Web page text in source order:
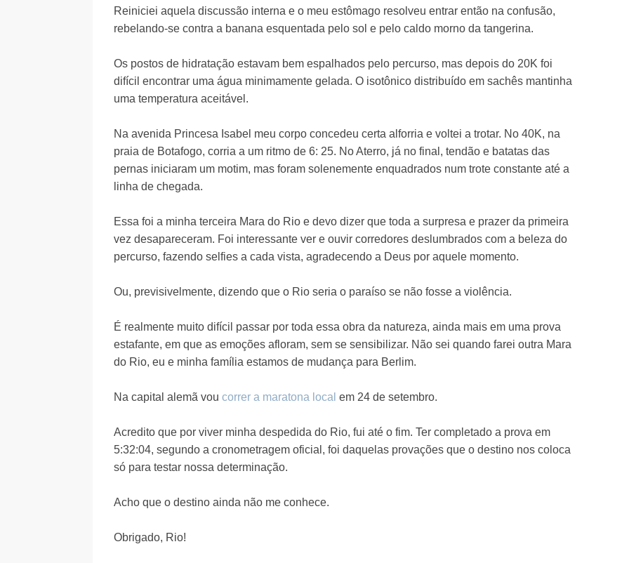
Reiniciei aquela discussão interna e o meu estômago resolveu entrar então na confusão,
rebelando-se contra a banana esquentada pelo sol e pelo caldo morno da tangerina.
Os postos de hidratação estavam bem espalhados pelo percurso, mas depois do 20K foi
difícil encontrar uma água minimamente gelada. O isotônico distribuído em sachês mantinha
uma temperatura aceitável.
Na avenida Princesa Isabel meu corpo concedeu certa alforria e voltei a trotar. No 40K, na
praia de Botafogo, corria a um ritmo de 6: 25. No Aterro, já no final, tendão e batatas das
pernas iniciaram um motim, mas foram solenemente enquadrados num trote constante até a
linha de chegada.
Essa foi a minha terceira Mara do Rio e devo dizer que toda a surpresa e prazer da primeira
vez desapareceram. Foi interessante ver e ouvir corredores deslumbrados com a beleza do
percurso, fazendo selfies a cada vista, agradecendo a Deus por aquele momento.
Ou, previsivelmente, dizendo que o Rio seria o paraíso se não fosse a violência.
É realmente muito difícil passar por toda essa obra da natureza, ainda mais em uma prova
estafante, em que as emoções afloram, sem se sensibilizar. Não sei quando farei outra Mara
do Rio, eu e minha família estamos de mudança para Berlim.
Na capital alemã vou correr a maratona local em 24 de setembro.
Acredito que por viver minha despedida do Rio, fui até o fim. Ter completado a prova em
5:32:04, segundo a cronometragem oficial, foi daquelas provações que o destino nos coloca
só para testar nossa determinação.
Acho que o destino ainda não me conhece.
Obrigado, Rio!